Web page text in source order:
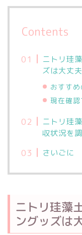
Contents
ニトリ珪
ズは大丈
おすす
現在確
ニトリ珪
収状況を
さいごに
ニトリ珪藻
ングッズは